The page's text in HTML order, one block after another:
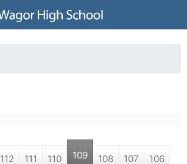
Jump to navigation
112 111 110 109 108 107 106